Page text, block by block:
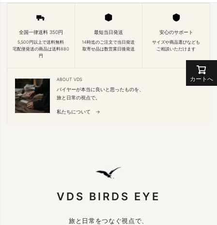
カートへ
全国一律送料 350円
5,500円以上で送料無料
宅配便発送の商品は送料880
円
最短当日発送
14時迄のご注文で当日発送
取寄せ品は数営業日後発送
安心のサポート
サイズや商品選びなども
ご相談いただけます
ABOUT VDS
バイヤーが本当に良いと思ったものを、
旅と日常の視点で。
私たちについて →
VDS BIRDS EYE
旅と日常をつなぐ視点で、